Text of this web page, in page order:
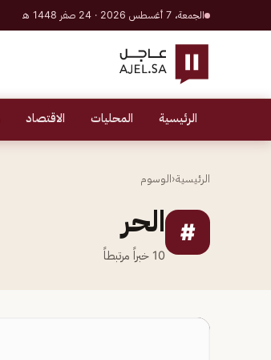
الجمعة، 7 أغسطس 2026 · 24 صفر 1448 هـ
الرئيسية المحليات الاقتصاد
الرئيسية‹الوسوم
# الحر
10 خبراً مرتبطاً